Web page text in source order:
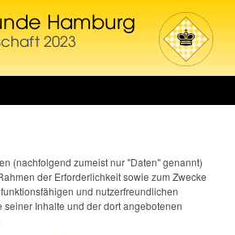
Hamburg
2023
(nachfolgend zumeist nur "Daten" genannt)
der Erforderlichkeit sowie zum Zwecke
und nutzerfreundlichen
seiner Inhalte und der dort angebotenen